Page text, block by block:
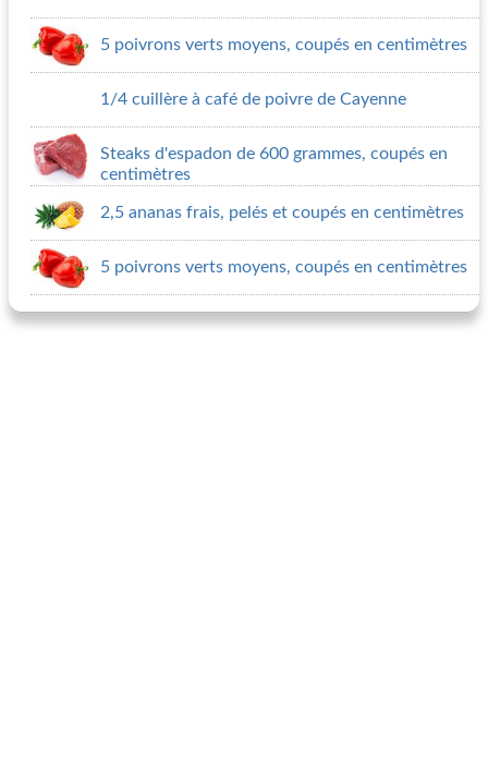
5 poivrons verts moyens, coupés en centimètres
1/4 cuillère à café de poivre de Cayenne
Steaks d'espadon de 600 grammes, coupés en
centimètres
2,5 ananas frais, pelés et coupés en centimètres
5 poivrons verts moyens, coupés en centimètres